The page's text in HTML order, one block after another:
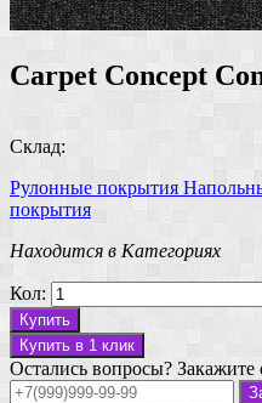
Carpet Concept
Склад:
Рулонные покрытия
покрытия
Находится в Категориях
Кол:
Купить
Купить в 1 клик
Остались вопросы?